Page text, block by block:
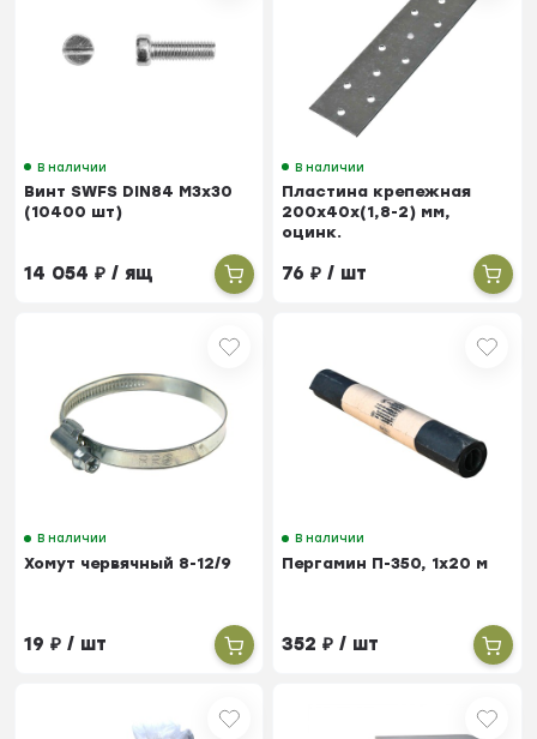
В наличии
Винт SWFS DIN84 М3х30
(10400 шт)
14 054₽ / ящ
В наличии
Пластина крепежная
200х40х(1,8-2) мм,
оцинк.
76₽ / шт
В наличии
Хомут червячный 8-12/9
19₽ / шт
В наличии
Пергамин П-350, 1х20 м
352₽ / шт